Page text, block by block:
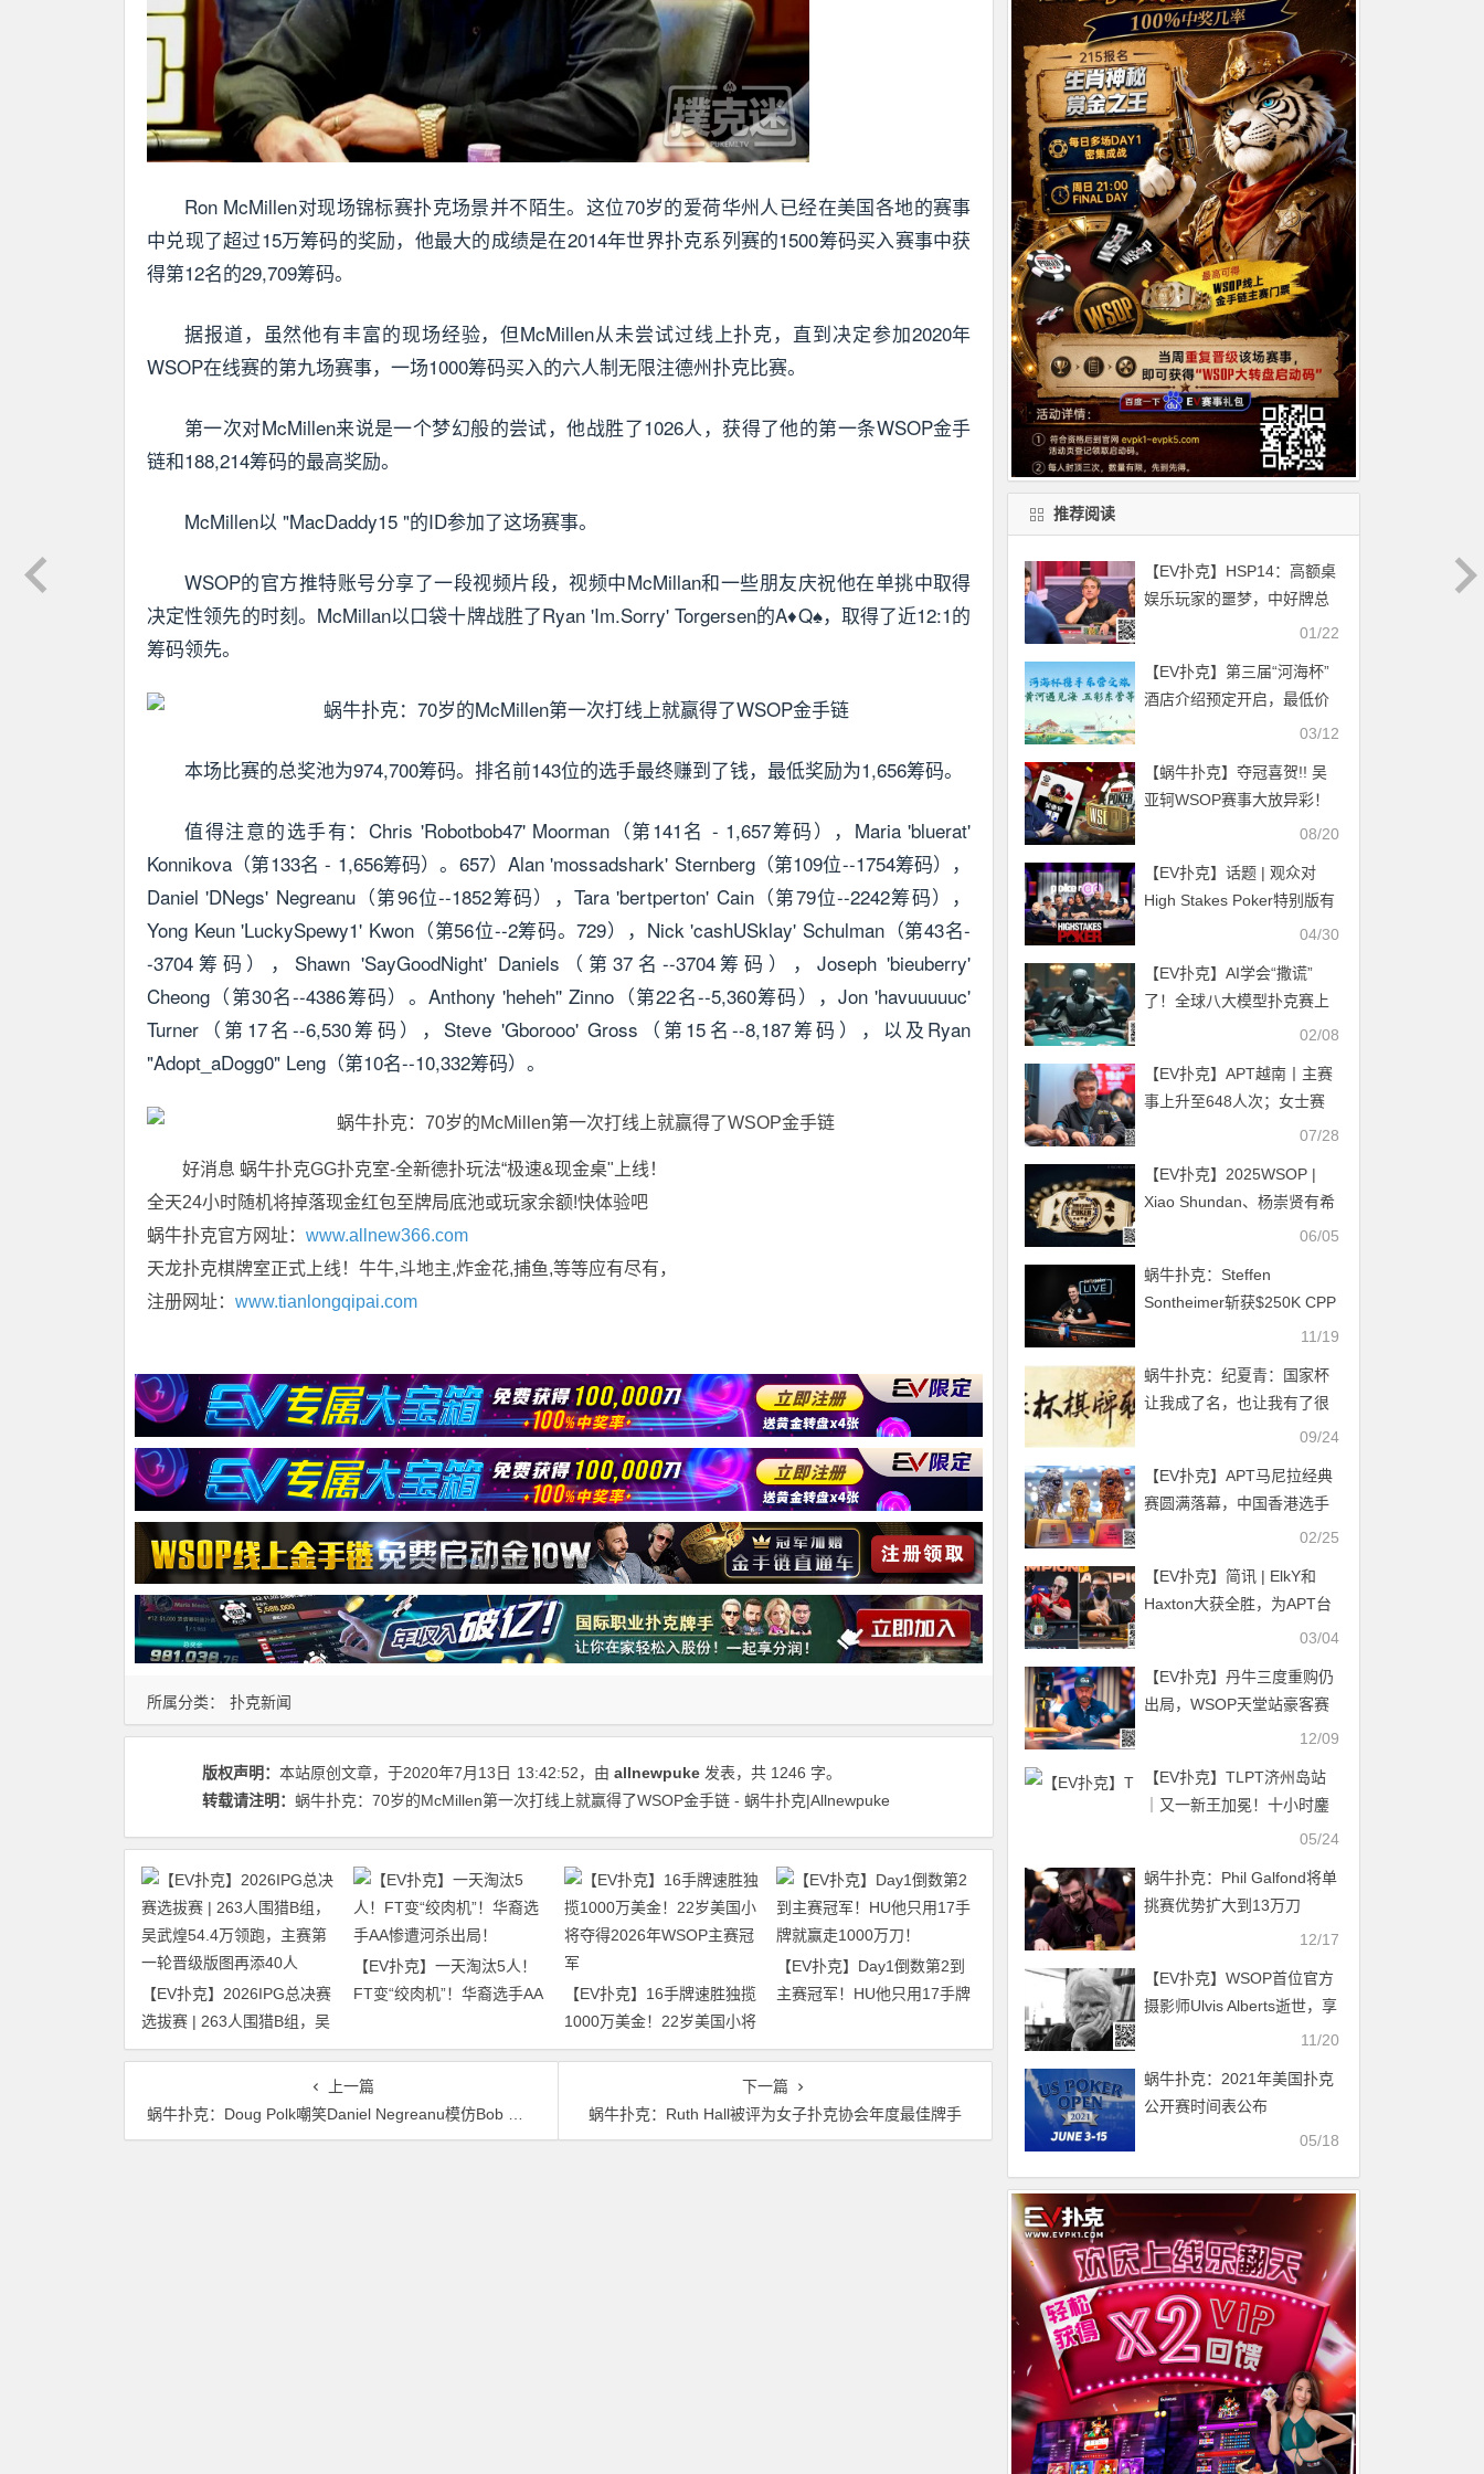
Ron McMillen对现场锦标赛扑克场景并不陌生。这位70岁的爱荷华州人已经在美国各地的赛事
中兑现了超过15万筹码的奖励，他最大的成绩是在2014年世界扑克系列赛的1500筹码买入赛事中获
得第12名的29,709筹码。
据报道，虽然他有丰富的现场经验，但McMillen从未尝试过线上扑克，直到决定参加2020年
WSOP在线赛的第九场赛事，一场1000筹码买入的六人制无限注德州扑克比赛。
第一次对McMillen来说是一个梦幻般的尝试，他战胜了1026人，获得了他的第一条WSOP金手
链和188,214筹码的最高奖励。
McMillen以 "MacDaddy15 "的ID参加了这场赛事。
WSOP的官方推特账号分享了一段视频片段，视频中McMillan和一些朋友庆祝他在单挑中取得
决定性领先的时刻。McMillan以口袋十牌战胜了Ryan 'Im.Sorry' Torgersen的A♦Q♠，取得了近12:1的
筹码领先。
本场比赛的总奖池为974,700筹码。排名前143位的选手最终赚到了钱，最低奖励为1,656筹码。
值得注意的选手有：Chris 'Robotbob47' Moorman（第141名 - 1,657筹码），Maria 'bluerat'
Konnikova（第133名 - 1,656筹码）。657）Alan 'mossadshark' Sternberg（第109位--1754筹码），
Daniel 'DNegs' Negreanu（第96位--1852筹码），Tara 'bertperton' Cain（第79位--2242筹码），
Yong Keun 'LuckySpewy1' Kwon（第56位--2筹码。729），Nick 'cashUSklay' Schulman（第43名-
-3704筹码），Shawn 'SayGoodNight' Daniels（第37名--3704筹码），Joseph 'bieuberry'
Cheong（第30名--4386筹码）。Anthony 'heheh'' Zinno（第22名--5,360筹码），Jon 'havuuuuuc'
Turner（第17名--6,530筹码），Steve 'Gborooo' Gross（第15名--8,187筹码），以及Ryan
"Adopt_aDogg0" Leng（第10名--10,332筹码）。
好消息 蜗牛扑克GG扑克室-全新德扑玩法“极速&现金桌"上线！
全天24小时随机将掉落现金红包至牌局底池或玩家余额!快体验吧
蜗牛扑克官方网址： www.allnew366.com
天龙扑克棋牌室正式上线！牛牛,斗地主,炸金花,捕鱼,等等应有尽有，
注册网址： www.tianlongqipai.com
所属分类： 扑克新闻
版权声明： 本站原创文章，于2020年7月13日 13:42:52，由 allnewpuke 发表，共 1246 字。
转载请注明： 蜗牛扑克：70岁的McMillen第一次打线上就赢得了WSOP金手链 - 蜗牛扑克|Allnewpuke
【EV扑克】2026IPG总决赛
选拔赛 | 263人围猎B组，吴
武煌54.4万领跑，主赛第一
【EV扑克】一天淘汰5人！
FT变“绞肉机”！华裔选手AA
【EV扑克】16手牌速胜独揽
1000万美金！22岁美国小将
夺得2026年WSOP主赛冠军
【EV扑克】Day1倒数第2到
主赛冠军！HU他只用17手牌
上一篇
蜗牛扑克：Doug Polk嘲笑Daniel Negreanu模仿Bob Marley
下一篇
蜗牛扑克：Ruth Hall被评为女子扑克协会年度最佳牌手
推荐阅读
【EV扑克】HSP14：高额桌
娱乐玩家的噩梦，中好牌总
01/22
【EV扑克】第三届“河海杯”
酒店介绍预定开启，最低价
格住东营最高规格酒店，并
你还在等什么？
03/12
【蜗牛扑克】夺冠喜贺!! 吴
亚轲WSOP赛事大放异彩！
谁也不能阻止大哥拿下冠军
08/20
【EV扑克】话题 | 观众对
High Stakes Poker特别版有
04/30
【EV扑克】AI学会“撒谎”
了！全球八大模型扑克赛上
演极限“诈唬”，人类危险02/08
【EV扑克】APT越南丨主赛
事上升至648人次；女士赛
07/28
【EV扑克】2025WSOP |
Xiao Shundan、杨崇贤有希
望拿下中国第一金，赛事11
06/05
蜗牛扑克：Steffen
Sontheimer斩获$250K CPP
11/19
蜗牛扑克：纪夏青：国家杯
让我成了名，也让我有了很
09/24
【EV扑克】APT马尼拉经典
赛圆满落幕，中国香港选手
Jason Chau勇夺赛史最大微
02/25
【EV扑克】简讯 | ElkY和
Haxton大获全胜，为APT台
03/04
【EV扑克】丹牛三度重购仍
出局，WSOP天堂站豪客赛
12/09
【EV扑克】TLPT济州岛站
｜又一新王加冕！十小时鏖
战澳大利亚选手Gebissa
豪客主赛冠军宝座！25K豪
客赛明日拉开战幕
05/24
蜗牛扑克：Phil Galfond将单
挑赛优势扩大到13万刀
12/17
【EV扑克】WSOP首位官方
摄影师Ulvis Alberts逝世，享
年83岁，曾用镜头定格扑克
11/20
蜗牛扑克：2021年美国扑克
公开赛时间表公布
05/18